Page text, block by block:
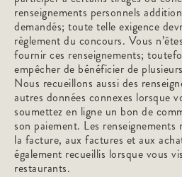
renseignements personnels
demandés; toute telle exigence
règlement du concours. Vous
fournir ces renseignements;
empêcher de bénéficier de
Nous recueillons aussi des
autres données connexes lorsque
soumettez en ligne un bon de
son paiement. Les
la facture, aux factures et aux
également recueillis lorsque vous
restaurants.